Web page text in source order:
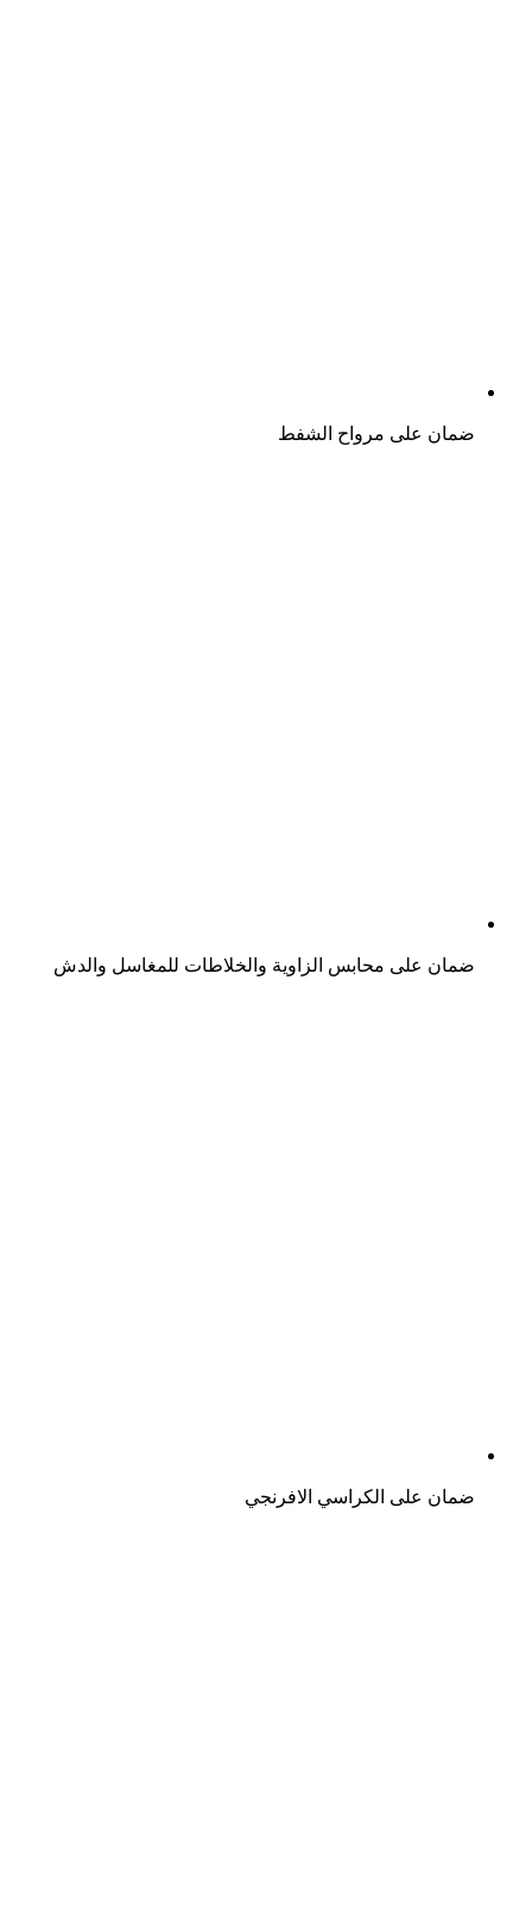
ضمان على مرواح الشفط
ضمان على محابس الزاوية والخلاطات للمغاسل والدش
ضمان على الكراسي الافرنجي